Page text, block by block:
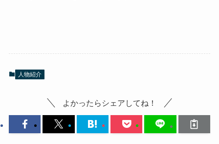
人物紹介
よかったらシェアしてね！